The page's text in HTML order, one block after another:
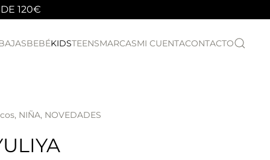
120€
BEBÉKIDSTEENSMARCASMI CUENTACONTACTO
, NIÑA, NOVEDADES